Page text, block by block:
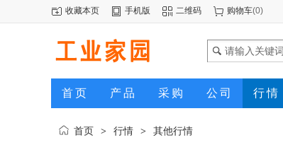
收藏本页 手机版 二维码 购物车(0)
首页 产品 采购 公司 行情
首页 > 行情 > 其他行情